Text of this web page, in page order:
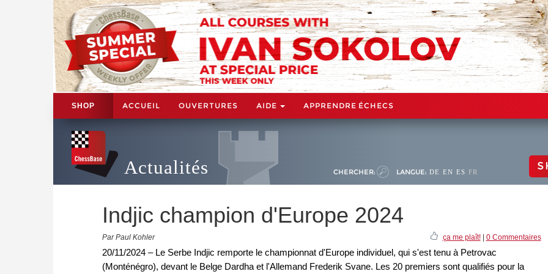
SHOP ACCUEIL OUVERTURES AIDE APPRENDRE ÉCHECS
Actualités CHERCHER: LANGUE: DE EN ES FR
Indjic champion d'Europe 2024
Par Paul Kohler ça me plaît!| 0 Commentaires
20/11/2024 – Le Serbe Indjic remporte le championnat d'Europe individuel, qui s'est tenu à Petrovac
(Monténégro), devant le Belge Dardha et l'Allemand Frederik Svane. Les 20 premiers sont qualifiés pour la